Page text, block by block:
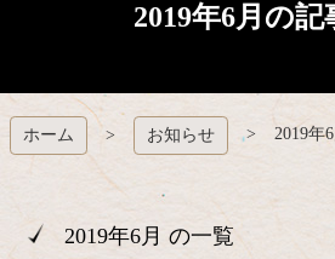
2019年6月の記
ホーム お知らせ 2019年6
2019年6月 の一覧